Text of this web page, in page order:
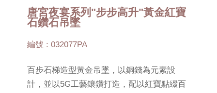
唐宮夜宴系列"步步高升"黃金紅寶
石鑽石吊墜
編號 : 032077PA
百步石梯造型黃金吊墜，以銅錢為元素設
計，並以5G工藝鑲鑽打造，配以紅寶點綴百